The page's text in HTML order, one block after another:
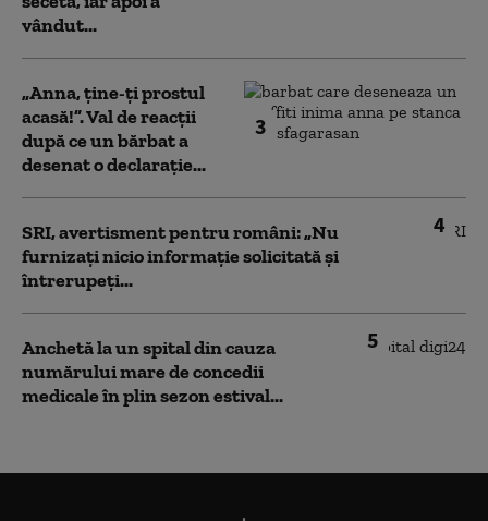
vândut...
3
„Anna, ţine-ţi prostul
acasă!”. Val de reacții
după ce un bărbat a
desenat o declarație...
4
SRI, avertisment pentru români: „Nu
furnizați nicio informație solicitată și
întrerupeți...
5
Anchetă la un spital din cauza
numărului mare de concedii
medicale în plin sezon estival...